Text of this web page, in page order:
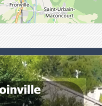
utiles
Joinville
Leclerc